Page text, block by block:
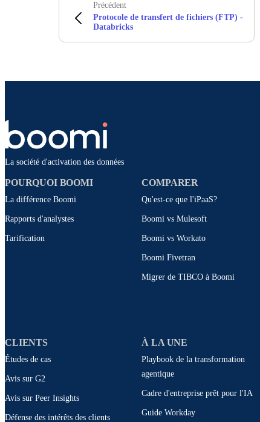
Précédent
Protocole de transfert de fichiers (FTP) -
Databricks
La société d'activation des données
POURQUOI BOOMI
La différence Boomi
Rapports d'analystes
Tarification
COMPARER
Qu'est-ce que l'iPaaS?
Boomi vs Mulesoft
Boomi vs Workato
Boomi Fivetran
Migrer de TIBCO à Boomi
CLIENTS
Études de cas
Avis sur G2
Avis sur Peer Insights
Défense des intérêts des clients
À LA UNE
Playbook de la transformation
agentique
Cadre d'entreprise prêt pour l'IA
Guide Workday